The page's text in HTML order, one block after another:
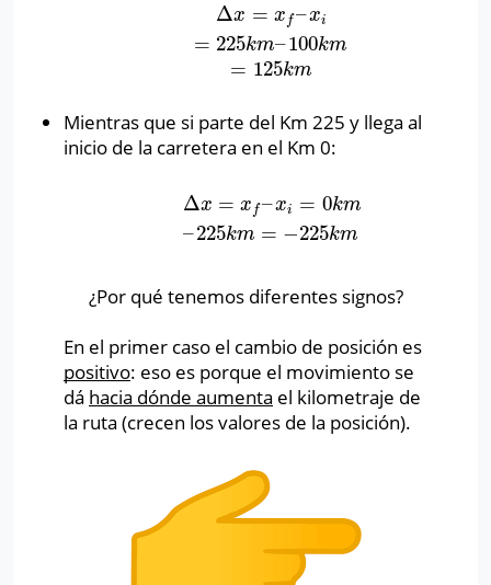
Δx = x f–xi
= 225km–100km
= 125km
=225 km –100km
Mientras que si parte del Km 225 y llega al
inicio de la carretera en el Km 0:
Δx = x f–xi = 0km
–225km = −225km
xf–xi =0 km–225 km =−225
¿Por qué tenemos diferentes signos?
En el primer caso el cambio de posición es
positivo: eso es porque el movimiento se
dá hacia dónde aumenta el kilometraje de
la ruta (crecen los valores de la posición).